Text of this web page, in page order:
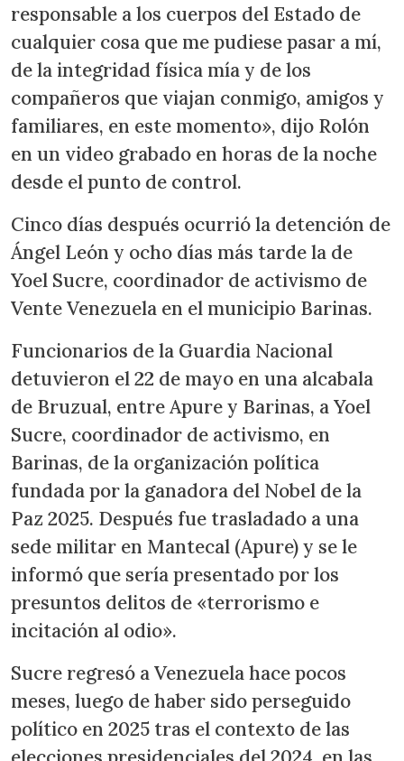
responsable a los cuerpos del Estado de
cualquier cosa que me pudiese pasar a mí,
de la integridad física mía y de los
compañeros que viajan conmigo, amigos y
familiares, en este momento», dijo Rolón
en un video grabado en horas de la noche
desde el punto de control.
Cinco días después ocurrió la detención de
Ángel León y ocho días más tarde la de
Yoel Sucre, coordinador de activismo de
Vente Venezuela en el municipio Barinas.
Funcionarios de la Guardia Nacional
detuvieron el 22 de mayo en una alcabala
de Bruzual, entre Apure y Barinas, a Yoel
Sucre, coordinador de activismo, en
Barinas, de la organización política
fundada por la ganadora del Nobel de la
Paz 2025. Después fue trasladado a una
sede militar en Mantecal (Apure) y se le
informó que sería presentado por los
presuntos delitos de «terrorismo e
incitación al odio».
Sucre regresó a Venezuela hace pocos
meses, luego de haber sido perseguido
político en 2025 tras el contexto de las